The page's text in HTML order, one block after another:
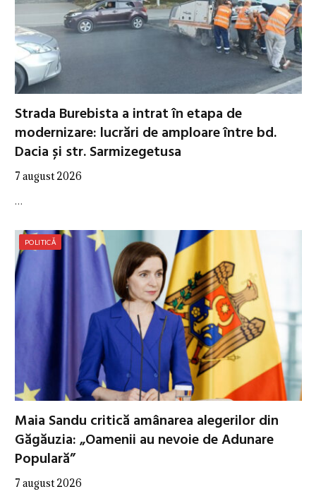
Strada Burebista a intrat în etapa de
modernizare: lucrări de amploare între bd.
Dacia și str. Sarmizegetusa
7 august 2026
…
POLITICĂ
Maia Sandu critică amânarea alegerilor din
Găgăuzia: „Oamenii au nevoie de Adunare
Populară”
7 august 2026